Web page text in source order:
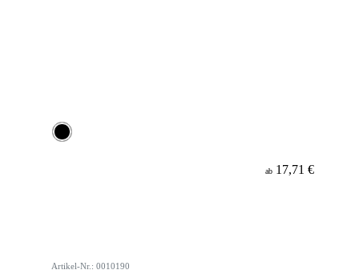
ab 17,71 €
Artikel-Nr.: 0010190